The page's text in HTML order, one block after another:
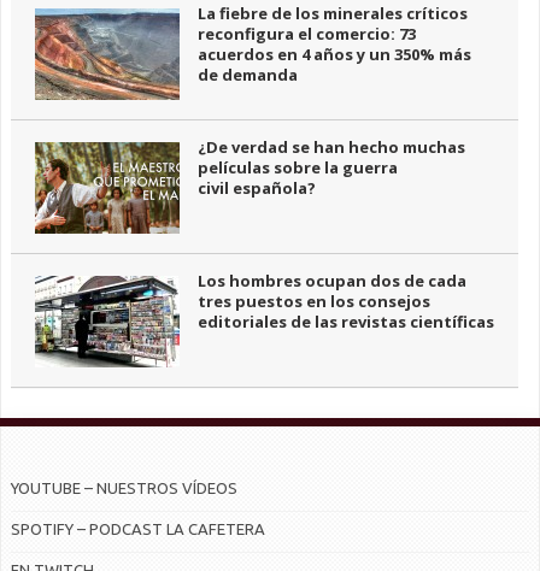
La fiebre de los minerales críticos
reconfigura el comercio: 73
acuerdos en 4 años y un 350% más
de demanda
¿De verdad se han hecho muchas
películas sobre la guerra
civil española?
Los hombres ocupan dos de cada
tres puestos en los consejos
editoriales de las revistas científicas
YOUTUBE – NUESTROS VÍDEOS
SPOTIFY – PODCAST LA CAFETERA